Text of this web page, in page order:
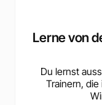
Lerne von
Du lernst
Trainern,